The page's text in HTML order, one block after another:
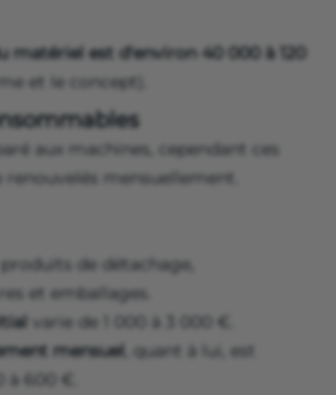
matériel est d'environ 40 000 à 120
et le concept).
aux machines, cependant ces
mensuellement.
produits de détachage,
et emballages.
varie de 1 000 à 3 000 €.
mensuel , quant à lui, est
600 €.